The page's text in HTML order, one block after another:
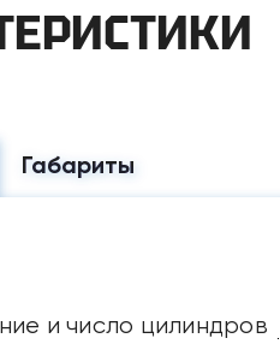
Габариты
и число цилиндров